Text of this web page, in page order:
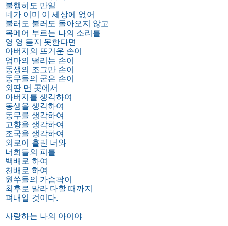
불행히도 만일
네가 이미 이 세상에 없어
불러도 불러도 돌아오지 않고
목메어 부르는 나의 소리를
영 영 듣지 못한다면
아버지의 뜨거운 손이
엄마의 떨리는 손이
동생의 조그만 손이
동무들의 굳은 손이
외딴 먼 곳에서
아버지를 생각하여
동생을 생각하여
동무를 생각하여
고향을 생각하여
조국을 생각하여
외로이 흘린 너와
너희들의 피를
백배로 하여
천배로 하여
원쑤들의 가슴팍이
최후로 말라 다할 때까지
펴내일 것이다.
사랑하는 나의 아이야